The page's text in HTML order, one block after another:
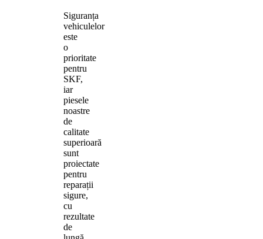
Siguranța
vehiculelor
este
o
prioritate
pentru
SKF,
iar
piesele
noastre
de
calitate
superioară
sunt
proiectate
pentru
reparații
sigure,
cu
rezultate
de